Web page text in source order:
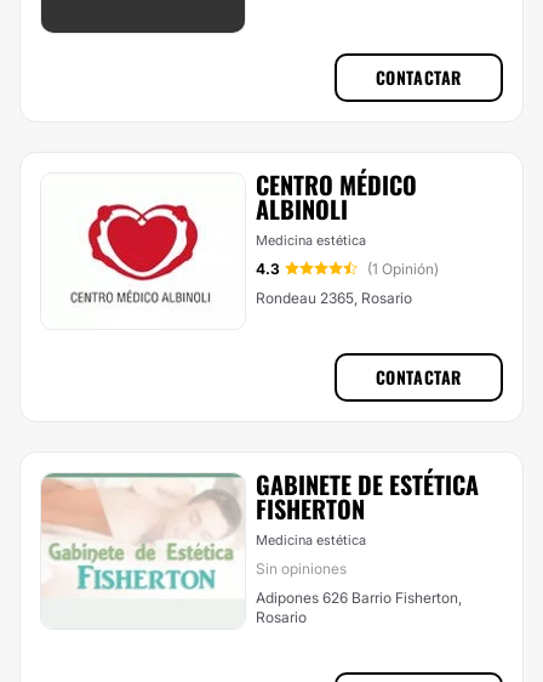
CONTACTAR
CENTRO MÉDICO
ALBINOLI
Medicina estética
4.3
(1 Opinión)
Rondeau 2365, Rosario
CONTACTAR
GABINETE DE ESTÉTICA
FISHERTON
Medicina estética
Sin opiniones
Adipones 626 Barrio Fisherton,
Rosario